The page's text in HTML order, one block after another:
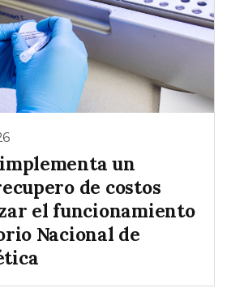
un
de costos
el funcionamiento
Nacional de